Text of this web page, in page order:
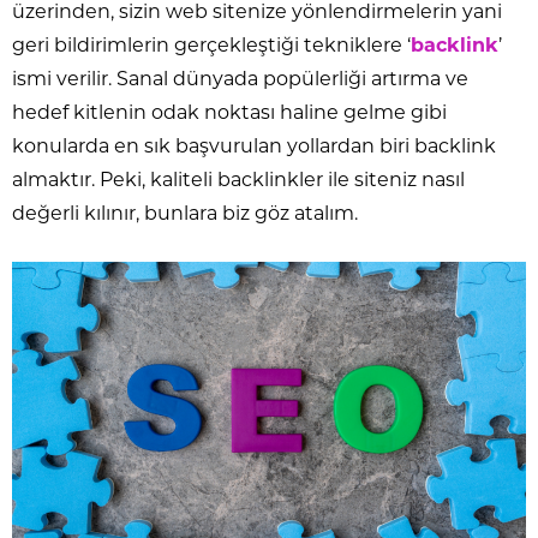
üzerinden, sizin web sitenize yönlendirmelerin yani
geri bildirimlerin gerçekleştiği tekniklere ‘backlink’
ismi verilir. Sanal dünyada popülerliği artırma ve
hedef kitlenin odak noktası haline gelme gibi
konularda en sık başvurulan yollardan biri backlink
almaktır. Peki, kaliteli backlinkler ile siteniz nasıl
değerli kılınır, bunlara biz göz atalım.